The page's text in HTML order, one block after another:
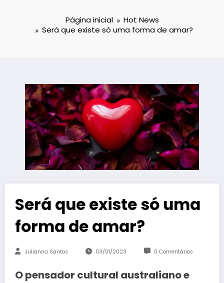
Página inicial
Hot News
Será que existe só uma forma de amar?
Será que existe só uma
forma de amar?
Julianna Santos 03/01/2023 0 Comentários
O pensador cultural australiano e